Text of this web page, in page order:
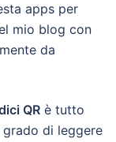
apps per
mio blog con
da
QR è tutto
di leggere